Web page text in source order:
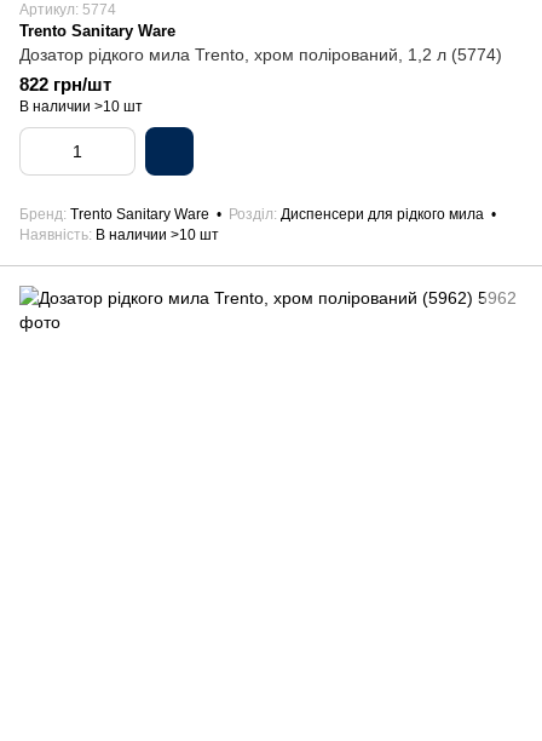
Артикул: 5774
Trento Sanitary Ware
Дозатор рідкого мила Trento, хром полірований, 1,2 л (5774)
822 грн/шт
В наличии >10 шт
Бренд Trento Sanitary Ware Розділ Диспенсери для рідкого мила
Наявність В наличии >10 шт